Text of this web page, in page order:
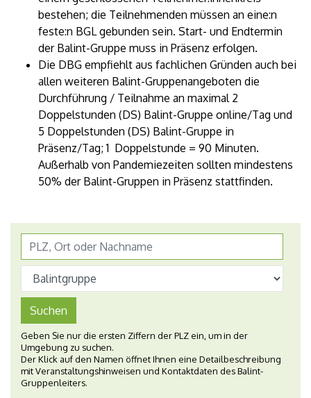
bestehen; die Teilnehmenden müssen an eine:n
feste:n BGL gebunden sein. Start- und Endtermin
der Balint-Gruppe muss in Präsenz erfolgen.
Die DBG empfiehlt aus fachlichen Gründen auch bei
allen weiteren Balint-Gruppenangeboten die
Durchführung / Teilnahme an maximal 2
Doppelstunden (DS) Balint-Gruppe online/Tag und
5 Doppelstunden (DS) Balint-Gruppe in
Präsenz/Tag; 1 Doppelstunde = 90 Minuten.
Außerhalb von Pandemiezeiten sollten mindestens
50% der Balint-Gruppen in Präsenz stattfinden.
Suchen
Geben Sie nur die ersten Ziffern der PLZ ein, um in der
Umgebung zu suchen.
Der Klick auf den Namen öffnet Ihnen eine Detailbeschreibung
mit Veranstaltungshinweisen und Kontaktdaten des Balint-
Gruppenleiters.